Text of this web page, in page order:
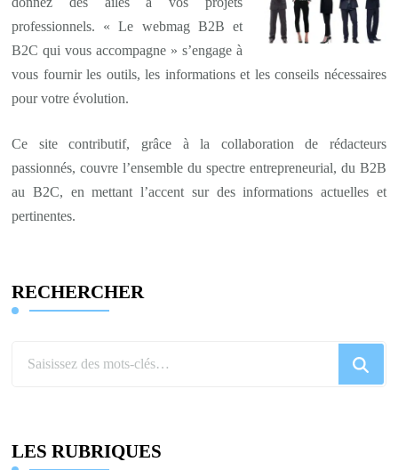
professionnels. « Le webmag B2B et
B2C qui vous accompagne » s’engage à
vous fournir les outils, les informations et les conseils nécessaires
pour votre évolution.
Ce site contributif, grâce à la collaboration de rédacteurs
passionnés, couvre l’ensemble du spectre entrepreneurial, du B2B
au B2C, en mettant l’accent sur des informations actuelles et
pertinentes.
RECHERCHER
?
LES RUBRIQUES